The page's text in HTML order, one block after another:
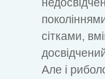
сітками,
Але і